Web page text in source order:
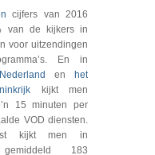
cijfers van 2016
van de kijkers in
voor uitzendingen
En in
Nederland en
het
kijkt men
15 minuten per
VOD diensten.
kijkt men in
183